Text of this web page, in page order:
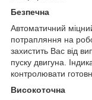
Безпечна
Автоматичний
потрапляння на
захистить Вас від
пуску двигуна.
контролювати
Високоточна